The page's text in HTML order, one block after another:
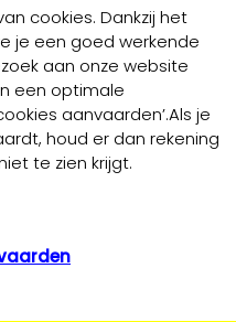
FacebookInstagramYouTube
Projects
cookies. Dankzij het
je een goed werkende
aan onze website
een optimale
aanvaarden’.Als je
houd er dan rekening
te zien krijgt.